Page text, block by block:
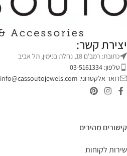
יצירת קשר:
כתובת: רמב'ם 18, נחלת בנימין, תל אביב
טלפון: 03-5161334
דואר אלקטרוני: info@cassoutojewels.com
קישורים מהירים
שירות לקוחות